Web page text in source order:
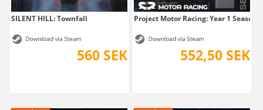
SILENT HILL: Townfall
560 SEK
Project Motor Racing: Year 1 Season
552,50 SEK